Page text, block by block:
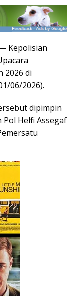
Kepolisian
2026 di
06/2026).
dipimpin
Helfi Assegaf